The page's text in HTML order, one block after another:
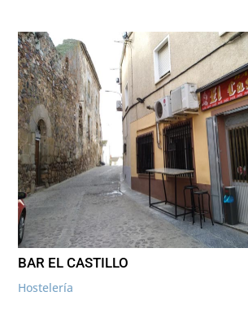
BAR EL CASTILLO
Hostelería